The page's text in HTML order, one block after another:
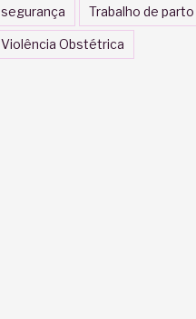
segurança Trabalho de parto
Violência Obstétrica